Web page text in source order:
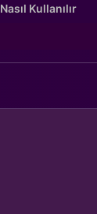
Nasıl Kullanılır